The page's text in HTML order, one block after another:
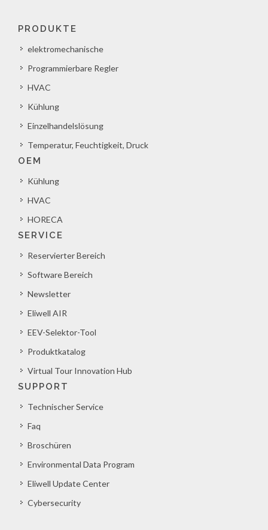
PRODUKTE
elektromechanische
Programmierbare Regler
HVAC
Kühlung
Einzelhandelslösung
Temperatur, Feuchtigkeit, Druck
OEM
Kühlung
HVAC
HORECA
SERVICE
Reservierter Bereich
Software Bereich
Newsletter
Eliwell AIR
EEV-Selektor-Tool
Produktkatalog
Virtual Tour Innovation Hub
SUPPORT
Technischer Service
Faq
Broschüren
Environmental Data Program
Eliwell Update Center
Cybersecurity